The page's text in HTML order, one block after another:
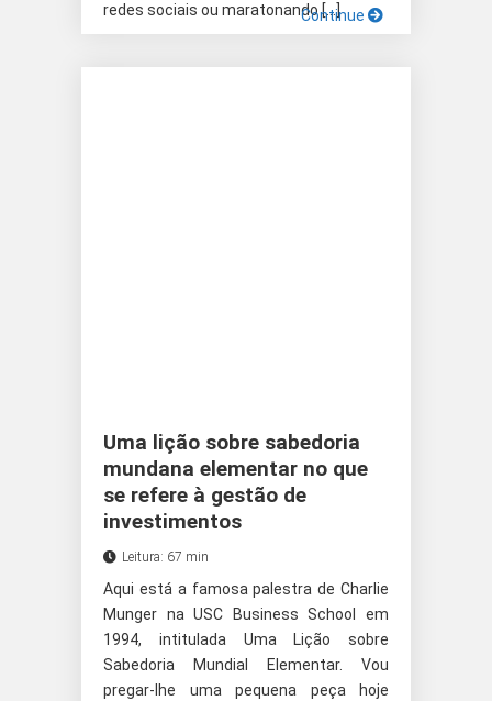
redes sociais ou maratonando […]
Continue
Uma lição sobre sabedoria
mundana elementar no que
se refere à gestão de
investimentos
Leitura: 67 min
Aqui está a famosa palestra de Charlie
Munger na USC Business School em
1994, intitulada Uma Lição sobre
Sabedoria Mundial Elementar. Vou
pregar-lhe uma pequena peça hoje